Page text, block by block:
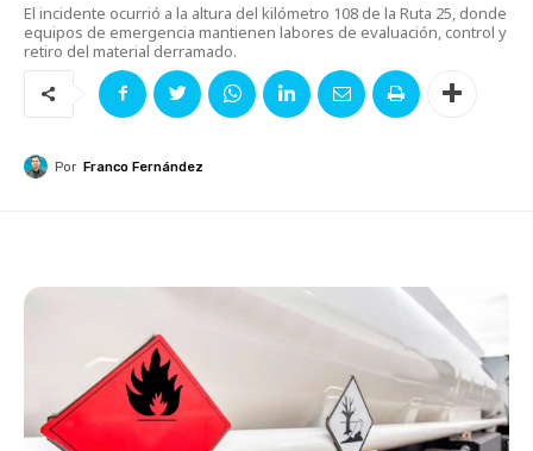
El incidente ocurrió a la altura del kilómetro 108 de la Ruta 25, donde
equipos de emergencia mantienen labores de evaluación, control y
retiro del material derramado.
Por Franco Fernández